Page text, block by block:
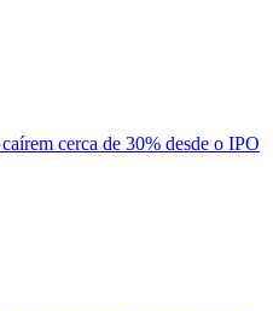
cerca de 30% desde o IPO